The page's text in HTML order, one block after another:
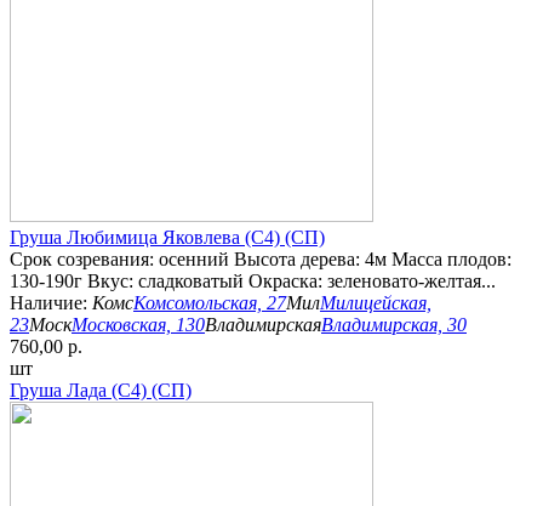
Груша Любимица Яковлева (С4) (СП)
Срок созревания: осенний Высота дерева: 4м Масса плодов:
130-190г Вкус: сладковатый Окраска: зеленовато-желтая...
Наличие: КомсКомсомольская, 27МилМилицейская,
23МоскМосковская, 130ВладимирскаяВладимирская, 30
760,00 р.
шт
Груша Лада (С4) (СП)